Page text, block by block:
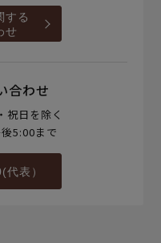
する
せ
合わせ
祝日を除く
5:00まで
表）